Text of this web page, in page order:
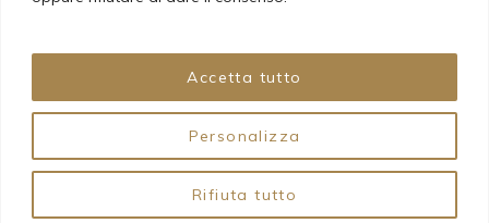
Personalizza
Rifiuta tutto
Accetta tutto
23 Dicembre 2025
© 2024 Fondazione Circolo Artistico Politecnico. All Rights
Reserved